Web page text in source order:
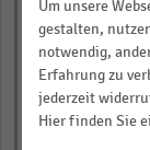
The
chart
has
2010
… und
Um unsere
gestalten,
notwendig,
Erfahrung zu
jederzeit
Hier finden Sie